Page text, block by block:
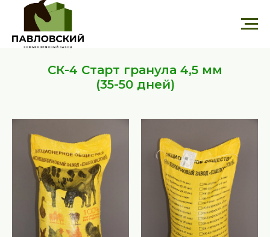
СК-4 Старт гранула 4,5 мм
(35-50 дней)